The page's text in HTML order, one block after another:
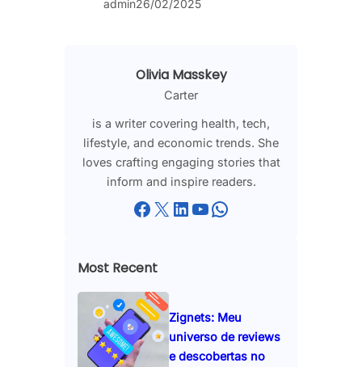
admin26/02/2025
Olivia Masskey
Carter
is a writer covering health, tech,
lifestyle, and economic trends. She
loves crafting engaging stories that
inform and inspire readers.
Facebook X LinkedIn YouTube WhatsApp
Most Recent
Zignets: Meu
universo de reviews
e descobertas no